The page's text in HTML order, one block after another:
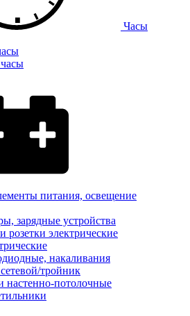
Часы
питания, освещение
зарядные устройства
розетки электрические
накаливания
тройник
настенно-потолочные